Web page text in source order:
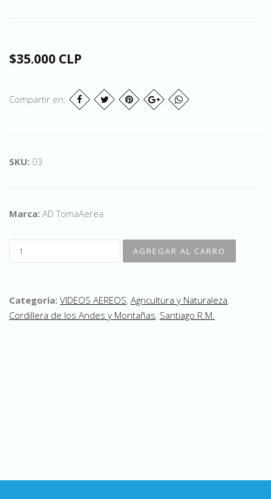
$35.000 CLP
Compartir en:
SKU: 03
Marca: AD TomaAerea
Categoría: VIDEOS AEREOS, Agricultura y Naturaleza,
Cordillera de los Andes y Montañas, Santiago R.M.